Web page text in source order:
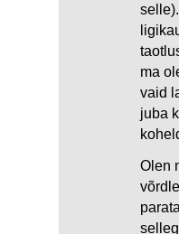
ma
vaid
juba
Olen